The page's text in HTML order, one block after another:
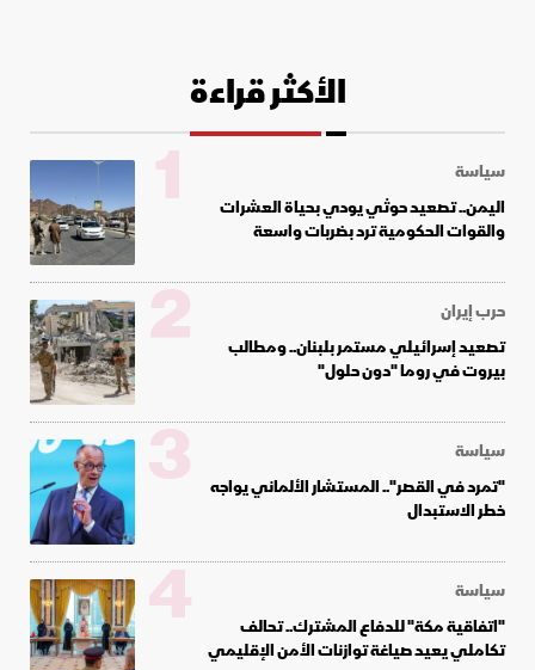
الأكثر قراءة
سياسة
اليمن.. تصعيد حوثي يودي بحياة العشرات
والقوات الحكومية ترد بضربات واسعة
1
حرب إيران
تصعيد إسرائيلي مستمر بلبنان.. ومطالب
بيروت في روما "دون حلول"
2
سياسة
"تمرد في القصر".. المستشار الألماني يواجه
خطر الاستبدال
3
سياسة
"اتفاقية مكة" للدفاع المشترك.. تحالف
تكاملي يعيد صياغة توازنات الأمن الإقليمي 4